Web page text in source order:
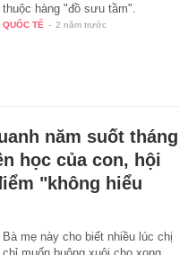
thuộc hàng "đồ sưu tầm".
QUỐC TẾ - 2 năm trước
năm suốt tháng
học của con, hội
"không hiểu
Bà mẹ này cho biết nhiều lúc chị